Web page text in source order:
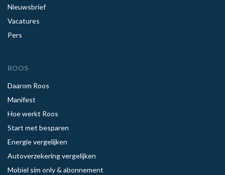
Nieuwsbrief
Vacatures
Pers
ROOS
Daarom Roos
Manifest
Hoe werkt Roos
Start met besparen
Energie vergelijken
Autoverzekering vergelijken
Mobiel sim only & abonnement